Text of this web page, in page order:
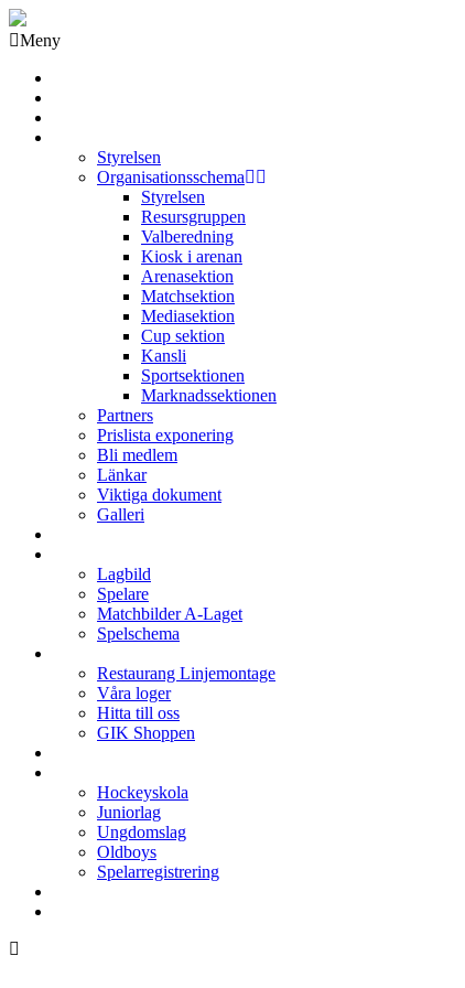
Meny
Styrelsen
Organisationsschema
Styrelsen
Resursgruppen
Valberedning
Kiosk i arenan
Arenasektion
Matchsektion
Mediasektion
Cup sektion
Kansli
Sportsektionen
Marknadssektionen
Partners
Prislista exponering
Bli medlem
Länkar
Viktiga dokument
Galleri
Lagbild
Spelare
Matchbilder A-Laget
Spelschema
Restaurang Linjemontage
Våra loger
Hitta till oss
GIK Shoppen
Hockeyskola
Juniorlag
Ungdomslag
Oldboys
Spelarregistrering